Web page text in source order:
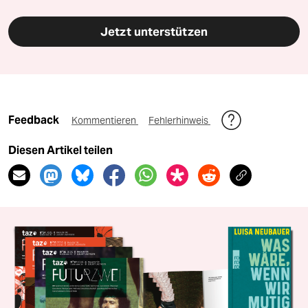
Jetzt unterstützen
Feedback Kommentieren Fehlerhinweis
Diesen Artikel teilen